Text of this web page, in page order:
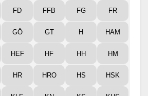
FD FFB FG FR
GÖ GT H HAM
HEF HF HH HM
HR HRO HS HSK